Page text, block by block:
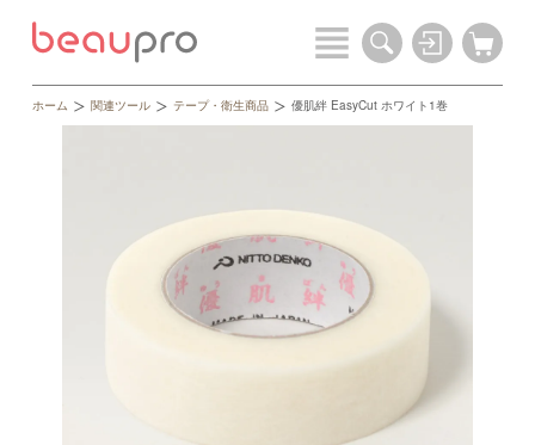
ホーム 関連ツール テープ・衛生商品 優肌絆 EasyCut ホワイト1巻